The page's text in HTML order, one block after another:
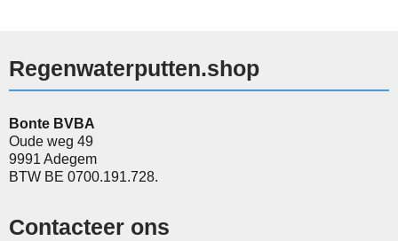
Regenwaterputten.shop
Bonte BVBA
Oude weg 49
9991 Adegem
BTW BE 0700.191.728.
Contacteer ons